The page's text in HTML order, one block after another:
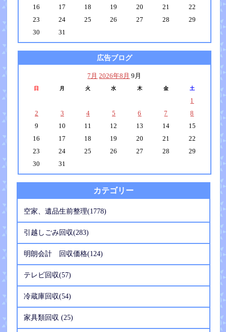
16
17 18 19 20 21
22
23
24 25 26 27 28
29
30
31
広告ブログ
7月 2026年8月 9月
日 月 火 水 木 金 土
1
2
3 4 5 6 7
8
9
10 11 12 13 14
15
16
17 18 19 20 21
22
23
24 25 26 27 28
29
30
31
カテゴリー
空家、遺品生前整理(1778)
引越しごみ回収(283)
明朗会計 回収価格(124)
テレビ回収(57)
冷蔵庫回収(54)
家具類回収 (25)